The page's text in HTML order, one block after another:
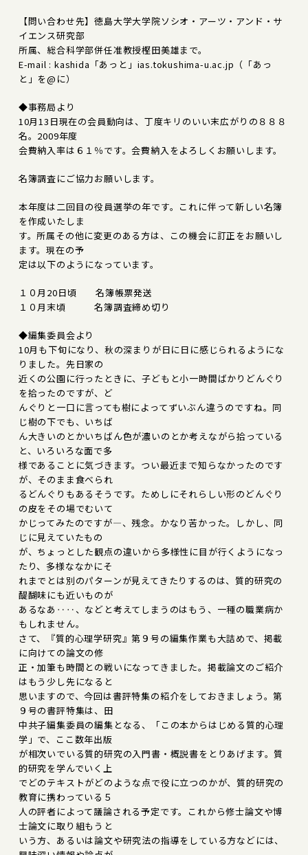
【問い合わせ先】徳島大学大学院ソシオ・アーツ・アンド・サ
イエンス研究部
所属、総合科学部併任准教授樫田美雄まで。
E-mail : kashida「あっと」ias.tokushima-u.ac.jp（「あっ
と」を@に）
◆事務局より
10月13日現在の会員動向は、丁度キリのいい末広がりの８８８
名。2009年度
会費納入率は６１％です。会費納入をよろしくお願いします。
名簿調査にご協力お願いします。
本年度は二回目の役員選挙の年です。これに伴って新しい名簿
を作成いたしま
す。所属その他に変更のある方は、この機会に訂正をお願いし
ます。現在の予
定は以下のようになっています。
１０月20日頃 名簿帳票発送
１０月末頃 名簿調査締め切り
◆編集委員会より
10月も下旬になり、秋の深まりが日に日に感じられるようにな
りました。先日家の
近くの公園に行ったときに、子どもと小一時間ばかりどんぐり
を拾ったのですが、ど
んぐりと一口に言っても樹によってずいぶん違うのですね。同
じ樹の下でも、いちば
ん大きいのとかいちばん色が濃いのとか考えながら拾っている
と、いろいろな面で多
様であることに気づきます。つい最近まで知らなかったのです
が、そのまま食べられ
るどんぐりもあるそうです。ためしにそれらしい形のどんぐり
の皮をその場でむいて
かじってみたのですが―、残念。かなり苦かった。しかし、同
じに見えていたもの
が、ちょっとした観点の違いから多様性に目が行くようになっ
たり、多様ななかにそ
れまでとは別のパターンが見えてきたりするのは、質的研究の
醍醐味にも近いものが
あるなあ‥‥、などと考えてしまうのはもう、一種の職業病か
もしれません。
さて、『質的心理学研究』第９号の編集作業も大詰めで、掲載
に向けての論文の修
正・加筆も時間との戦いになってきました。掲載論文のご紹介
はもう少し先になると
思いますので、今回は書評特集の紹介をしておきましょう。第
９号の書評特集は、田
中共子編集委員の編集となる、「この本からはじめる質的心理
学」で、ここ数年出版
が相次いでいる質的研究の入門書・概説書をとりあげます。質
的研究を学んでいく上
でどのテキストがどのような点で役に立つのかが、質的研究の
教育に携わっている５
人の評者によって議論される予定です。これから修士論文や博
士論文に取り組もうと
いう方、あるいは論文や研究法の指導をしている方などには、